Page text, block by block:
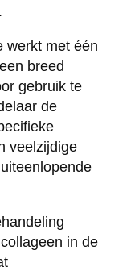
werkt met één
breed
gebruik te
de
veelzijdige
in de